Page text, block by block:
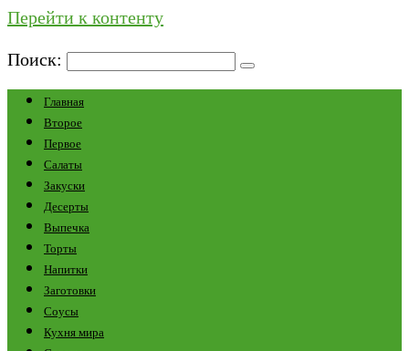
Перейти к контенту
Поиск:
Главная
Второе
Первое
Салаты
Закуски
Десерты
Выпечка
Торты
Напитки
Заготовки
Соусы
Кухня мира